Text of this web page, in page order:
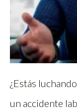
¿Estás
un accidente